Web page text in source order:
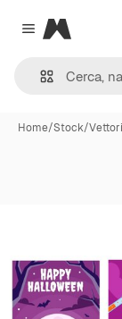
Close menu
Magnific
Home/Stock/Vettori